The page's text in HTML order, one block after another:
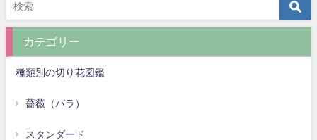
カテゴリー
種類別の切り花図鑑
薔薇（バラ）
スタンダード